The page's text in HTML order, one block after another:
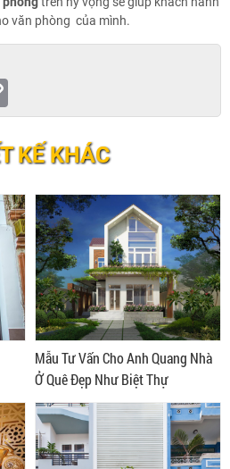
văn phòng của mình.
KẾ KHÁC
Mẫu Tư Vấn Cho Anh Quang Nhà
Ở Quê Đẹp Như Biệt Thự